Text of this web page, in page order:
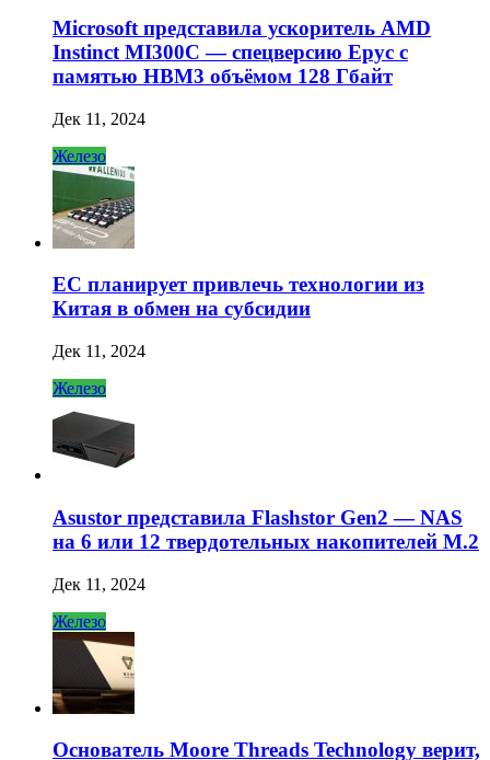
Microsoft представила ускоритель AMD
Instinct MI300C — спецверсию Epyc с
памятью HBM3 объёмом 128 Гбайт
Дек 11, 2024
Железо
ЕС планирует привлечь технологии из
Китая в обмен на субсидии
Дек 11, 2024
Железо
Asustor представила Flashstor Gen2 — NAS
на 6 или 12 твердотельных накопителей M.2
Дек 11, 2024
Железо
Основатель Moore Threads Technology верит,